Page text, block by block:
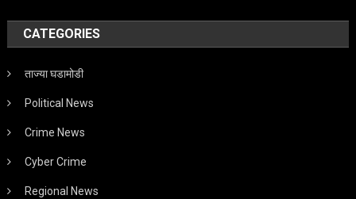
CATEGORIES
ताज्या घडामोडी
Political News
Crime News
Cyber Crime
Regional News